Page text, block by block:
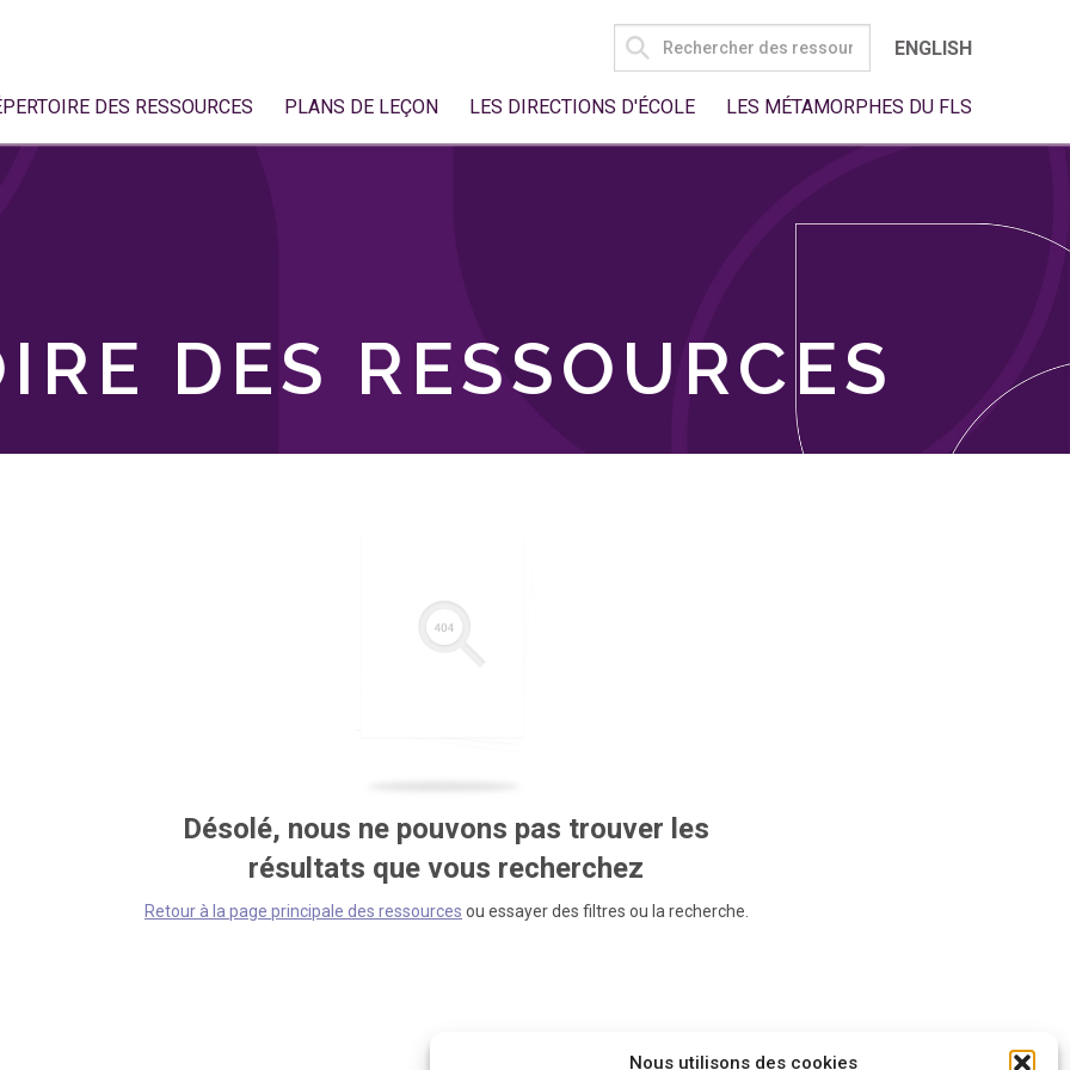
Nous utilisons des cookies
SEARCH
FOR:
ENGLISH
DES RESSOURCES PLANS DE LEÇON LES DIRECTIONS D'ÉCOLE LES MÉTAMORPHES DU FLS
DES RESSOURCES
Désolé, nous ne pouvons pas trouver les
résultats que vous recherchez
Retour à la page principale des ressources ou essayer des filtres ou la recherche.